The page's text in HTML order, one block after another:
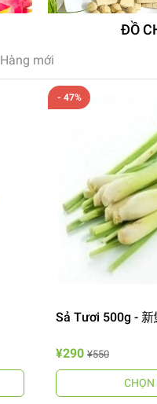
ĐỒ
Hàng mới
- 47%
Sả Tươi 500g -
¥290 ¥550
CHỌN